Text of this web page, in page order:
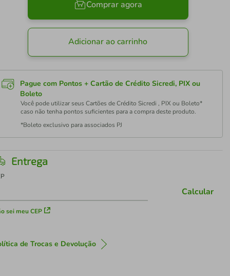
Comprar agora
Adicionar ao carrinho
Pague com Pontos + Cartão de Crédito Sicredi, PIX ou
Boleto
Você pode utilizar seus Cartões de Crédito Sicredi , PIX ou Boleto*
caso não tenha pontos suficientes para a compra deste produto.
*Boleto exclusivo para associados PJ
Entrega
sei meu CEP
Calcular
de Trocas e Devolução